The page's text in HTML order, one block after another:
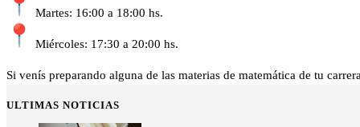
Martes: 16:00 a 18:00 hs.
Miércoles: 17:30 a 20:00 hs.
Si venís preparando alguna de las materias de matemática de tu
ULTIMAS NOTICIAS